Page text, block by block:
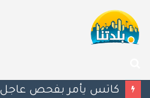
عن
إستعدوا : موجة حر